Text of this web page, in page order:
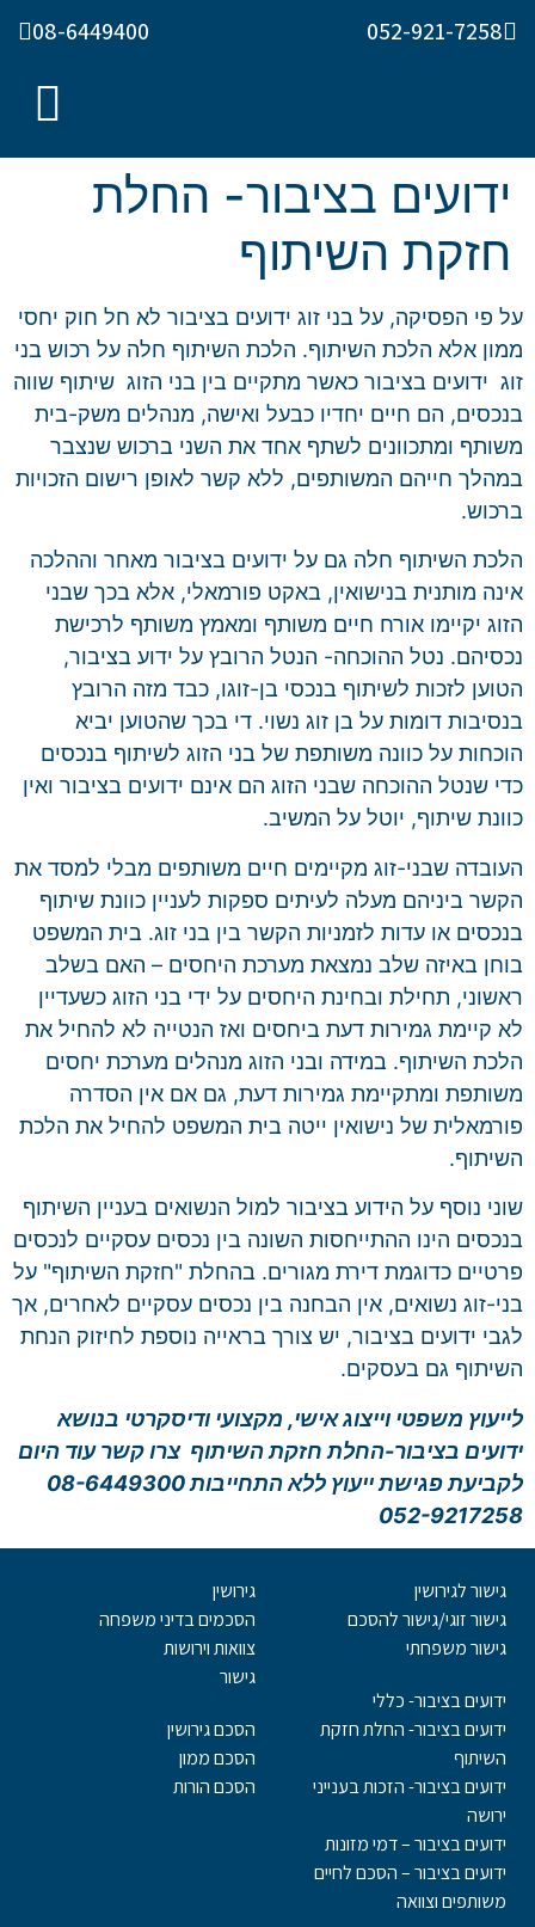
052-921-7258
08-6449400
ידועים בציבור- החלת
חזקת השיתוף
על פי הפסיקה, על בני זוג ידועים בציבור לא חל חוק יחסי
ממון אלא הלכת השיתוף. הלכת השיתוף חלה על רכוש בני
זוג ידועים בציבור כאשר מתקיים בין בני הזוג שיתוף שווה
בנכסים, הם חיים יחדיו כבעל ואישה, מנהלים משק-בית
משותף ומתכוונים לשתף אחד את השני ברכוש שנצבר
במהלך חייהם המשותפים, ללא קשר לאופן רישום הזכויות
ברכוש.
הלכת השיתוף חלה גם על ידועים בציבור מאחר וההלכה
אינה מותנית בנישואין, באקט פורמאלי, אלא בכך שבני
הזוג יקיימו אורח חיים משותף ומאמץ משותף לרכישת
נכסיהם. נטל ההוכחה- הנטל הרובץ על ידוע בציבור,
הטוען לזכות לשיתוף בנכסי בן-זוגו, כבד מזה הרובץ
בנסיבות דומות על בן זוג נשוי. די בכך שהטוען יביא
הוכחות על כוונה משותפת של בני הזוג לשיתוף בנכסים
כדי שנטל ההוכחה שבני הזוג הם אינם ידועים בציבור ואין
כוונת שיתוף, יוטל על המשיב.
העובדה שבני-זוג מקיימים חיים משותפים מבלי למסד את
הקשר ביניהם מעלה לעיתים ספקות לעניין כוונת שיתוף
בנכסים או עדות לזמניות הקשר בין בני זוג. בית המשפט
בוחן באיזה שלב נמצאת מערכת היחסים – האם בשלב
ראשוני, תחילת ובחינת היחסים על ידי בני הזוג כשעדיין
לא קיימת גמירות דעת ביחסים ואז הנטייה לא להחיל את
הלכת השיתוף. במידה ובני הזוג מנהלים מערכת יחסים
משותפת ומתקיימת גמירות דעת, גם אם אין הסדרה
פורמאלית של נישואין ייטה בית המשפט להחיל את הלכת
השיתוף.
שוני נוסף על הידוע בציבור למול הנשואים בעניין השיתוף
בנכסים הינו ההתייחסות השונה בין נכסים עסקיים לנכסים
פרטיים כדוגמת דירת מגורים. בהחלת "חזקת השיתוף" על
בני-זוג נשואים, אין הבחנה בין נכסים עסקיים לאחרים, אך
לגבי ידועים בציבור, יש צורך בראייה נוספת לחיזוק הנחת
השיתוף גם בעסקים.
לייעוץ משפטי וייצוג אישי, מקצועי ודיסקרטי בנושא
ידועים בציבור-החלת חזקת השיתוף צרו קשר עוד היום
לקביעת פגישת ייעוץ ללא התחייבות
052-9217258
גישור לגירושין
גישור זוגי/גישור להסכם
גישור משפחתי
ידועים בציבור- כללי
ידועים בציבור- החלת חזקת
השיתוף
ידועים בציבור- הזכות בענייני
ירושה
ידועים בציבור – דמי מזונות
ידועים בציבור – הסכם לחיים
משותפים וצוואה
גירושין
הסכמים בדיני משפחה
צוואות וירושות
גישור
הסכם גירושין
הסכם ממון
הסכם הורות